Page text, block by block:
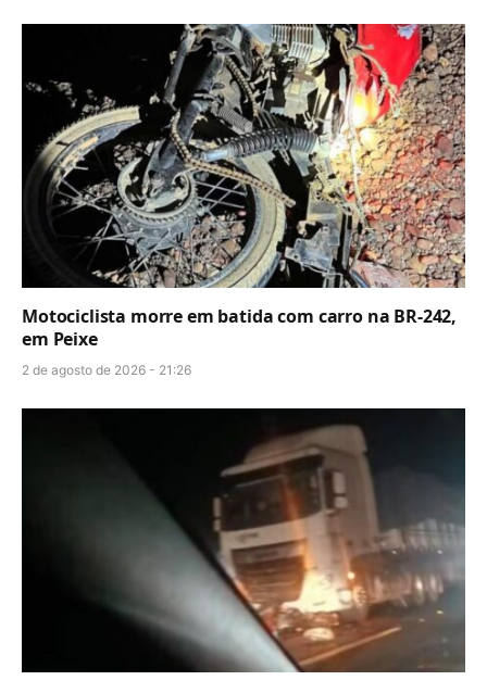
Motociclista morre em batida com carro na BR-242,
em Peixe
2 de agosto de 2026 - 21:26